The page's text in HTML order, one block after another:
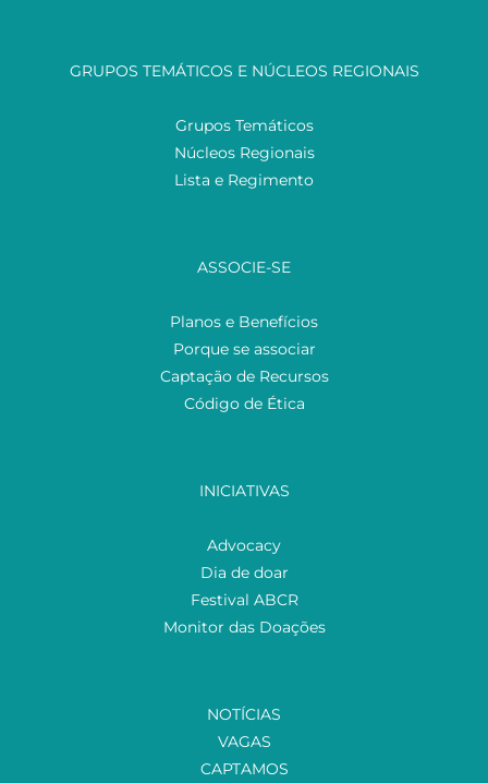
GRUPOS TEMÁTICOS E NÚCLEOS REGIONAIS
Grupos Temáticos
Núcleos Regionais
Lista e Regimento
ASSOCIE-SE
Planos e Benefícios
Porque se associar
Captação de Recursos
Código de Ética
INICIATIVAS
Advocacy
Dia de doar
Festival ABCR
Monitor das Doações
NOTÍCIAS
VAGAS
CAPTAMOS